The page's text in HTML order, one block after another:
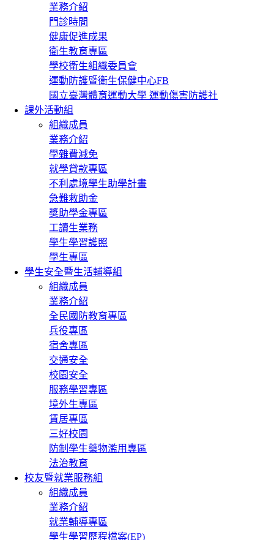
業務介紹
門診時間
健康促進成果
衛生教育專區
學校衛生組織委員會
運動防護暨衛生保健中心FB
國立臺灣體育運動大學 運動傷害防護社
課外活動組
組織成員
業務介紹
學雜費減免
就學貸款專區
不利處境學生助學計畫
急難救助金
獎助學金專區
工讀生業務
學生學習護照
學生專區
學生安全暨生活輔導組
組織成員
業務介紹
全民國防教育專區
兵役專區
宿舍專區
交通安全
校園安全
服務學習專區
境外生專區
賃居專區
三好校園
防制學生藥物濫用專區
法治教育
校友暨就業服務組
組織成員
業務介紹
就業輔導專區
學生學習歷程檔案(EP)